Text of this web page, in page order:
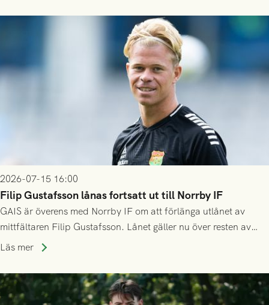
2026-07-15 16:00
Filip Gustafsson lånas fortsatt ut till Norrby IF
GAIS är överens med Norrby IF om att förlänga utlånet av
mittfältaren Filip Gustafsson. Lånet gäller nu över resten av
säsongen 2026.
Läs mer